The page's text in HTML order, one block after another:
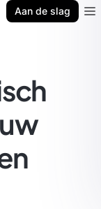
Aan de slag